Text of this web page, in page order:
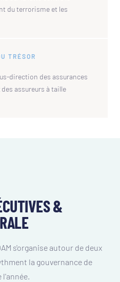
du terrorisme et les
TRÉSOR
direction des assurances
assureurs à taille
&
s'organise autour de deux
la gouvernance de